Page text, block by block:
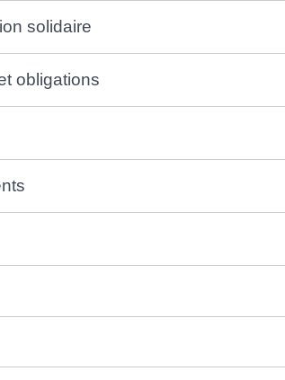
solidaire
obligations